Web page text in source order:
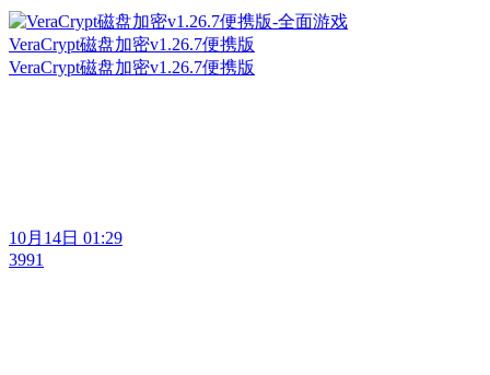
VeraCrypt磁盘加密v1.26.7便携版
VeraCrypt磁盘加密v1.26.7便携版
10月14日 01:29
3991